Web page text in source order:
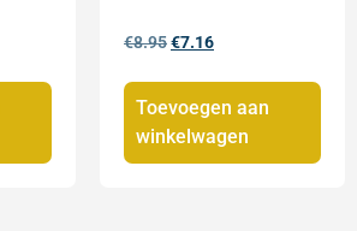
€8.95€7.16
Toevoegen aan
winkelwagen